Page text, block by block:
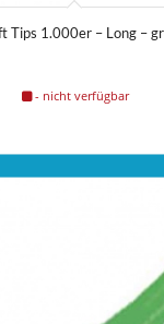
Tips 1.000er – Long –
- nicht verfügbar